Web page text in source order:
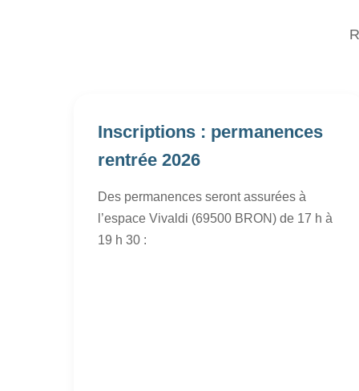
Inscriptions : permanences
rentrée 2026
Des permanences seront assurées à
l’espace Vivaldi (69500 BRON) de 17 h à
19 h 30 :